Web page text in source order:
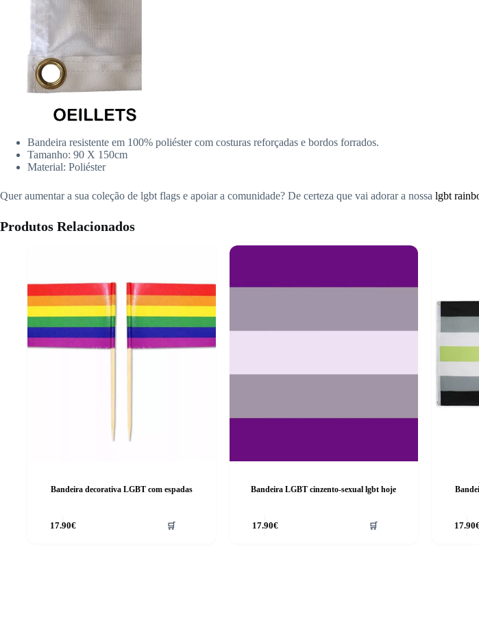
Bandeira resistente em 100% poliéster com costuras reforçadas e bordos forrados.
Tamanho: 90 X 150cm
Material: Poliéster
Quer aumentar a sua coleção de lgbt flags e apoiar a comunidade? De certeza que vai adorar a nossa lgbt
Produtos Relacionados
Bandeira decorativa LGBT com espadas
17.90€ 🛒
Bandeira LGBT cinzento-sexual lgbt hoje
17.90€ 🛒 17.90